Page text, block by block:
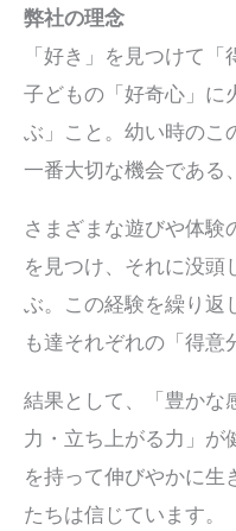
弊社の理念
「好き」を見つけて「
子どもの「好奇心」に
ぶ」こと。幼い時のこ
一番大切な機会である
さまざまな遊びや体
を見つけ、それに没頭
ぶ。この経験を繰り返
も達それぞれの「得意
結果として、「豊かな
力・立ち上がる力」が
を持って伸びやかに
たちは信じています。